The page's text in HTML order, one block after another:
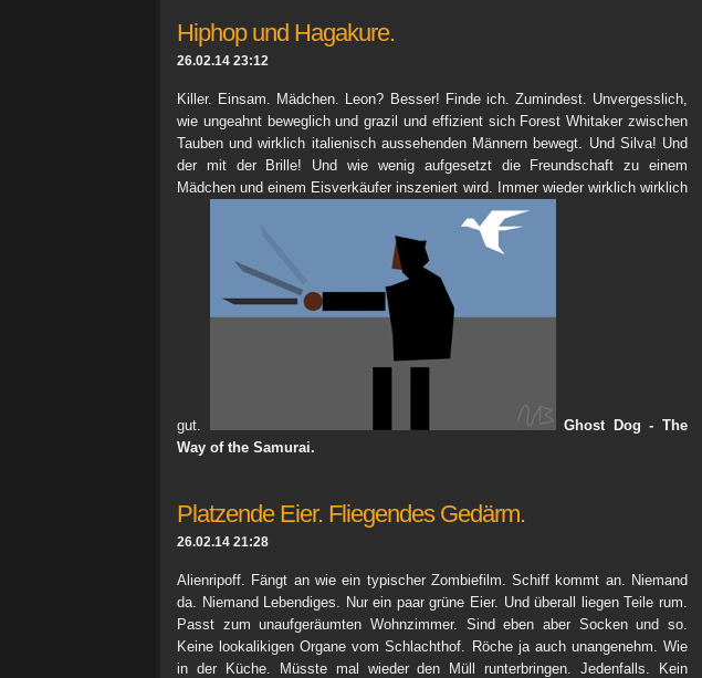
Hiphop und Hagakure.
26.02.14 23:12
Killer. Einsam. Mädchen. Leon? Besser! Finde ich. Zumindest. Unvergesslich,
wie ungeahnt beweglich und grazil und effizient sich Forest Whitaker zwischen
Tauben und wirklich italienisch aussehenden Männern bewegt. Und Silva! Und
der mit der Brille! Und wie wenig aufgesetzt die Freundschaft zu einem
Mädchen und einem Eisverkäufer inszeniert wird. Immer wieder wirklich wirklich
gut.
Ghost Dog - The
Way of the Samurai.
Platzende Eier. Fliegendes Gedärm.
26.02.14 21:28
Alienripoff. Fängt an wie ein typischer Zombiefilm. Schiff kommt an. Niemand
da. Niemand Lebendiges. Nur ein paar grüne Eier. Und überall liegen Teile rum.
Passt zum unaufgeräumten Wohnzimmer. Sind eben aber Socken und so.
Keine lookalikigen Organe vom Schlachthof. Röche ja auch unangenehm. Wie
in der Küche. Müsste mal wieder den Müll runterbringen. Jedenfalls. Kein